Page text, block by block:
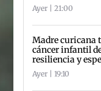
Ayer | 21:00
Madre curicana
cáncer infantil
resiliencia y
Ayer | 19:10